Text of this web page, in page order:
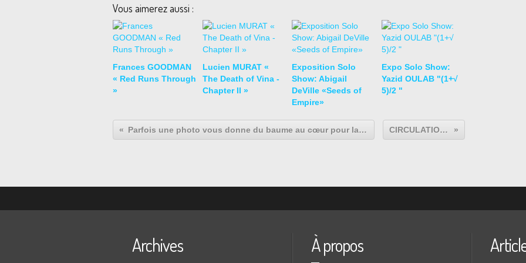
Vous aimerez aussi :
Frances GOODMAN
« Red Runs Through
»
Lucien MURAT «
The Death of Vina -
Chapter II »
Exposition Solo
Show: Abigail
DeVille «Seeds of
Empire»
Expo Solo Show:
Yazid OULAB "(1+√
5)/2 "
Parfois une photo vous donne du baume au cœur pour la journée. CIRCULATION(S)
Archives À propos